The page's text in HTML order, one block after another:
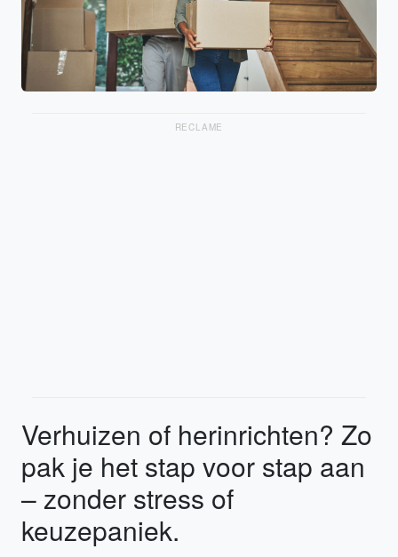
RECLAME
Verhuizen of herinrichten? Zo
pak je het stap voor stap aan
– zonder stress of
keuzepaniek.